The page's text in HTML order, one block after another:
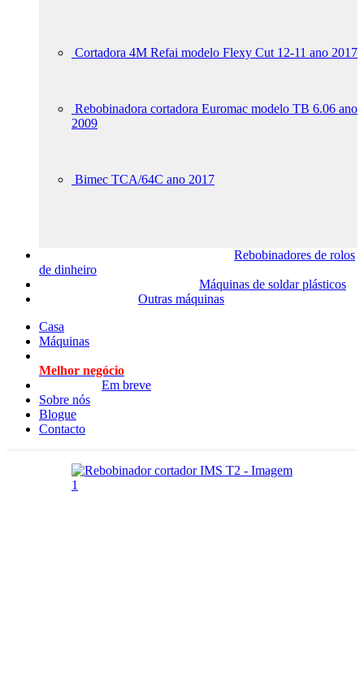
Cortadora 4M Refai modelo Flexy Cut 12-11 ano 2017
Rebobinadora cortadora Euromac modelo TB 6.06 ano
2009
Bimec TCA/64C ano 2017
Rebobinadores de rolos
de dinheiro
Máquinas de soldar plásticos
Outras máquinas
Casa
Máquinas
Melhor negócio
Em breve
Sobre nós
Blogue
Contacto